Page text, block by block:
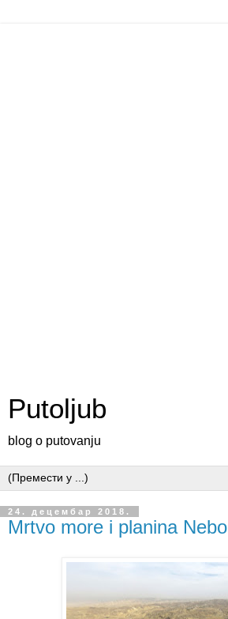
Putoljub
blog o putovanju
24. децембар 2018.
Mrtvo more i planina Nebo